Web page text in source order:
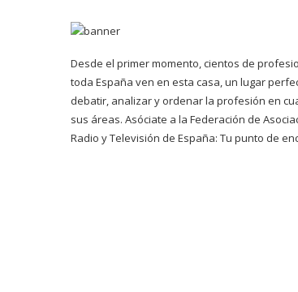
Desde el primer momento, cientos de
toda España ven en esta casa, un lugar
debatir, analizar y ordenar la profesión en
sus áreas. Asóciate a la Federación de
Radio y Televisión de España: Tu punto de